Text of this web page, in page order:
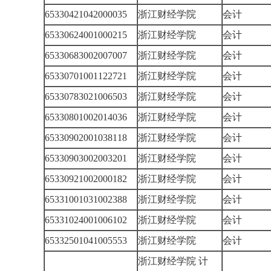
65330421042000035 浙江财经学院
会计
65330624001000215
浙江财经学院
会计
65330683002007007
浙江财经学院
会计
65330701001122721
浙江财经学院
会计
65330783021006503
浙江财经学院
会计
65330801002014036
浙江财经学院
会计
65330902001038118
浙江财经学院
会计
65330903002003201
浙江财经学院
会计
65330921002000182
浙江财经学院
会计
65331001031002388
浙江财经学院
会计
65331024001006102
浙江财经学院
会计
65332501041005553
浙江财经学院
会计
浙江财经学院 计